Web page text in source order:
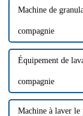
Machine de
compagnie
Équipement de
compagnie
Machine à laver le